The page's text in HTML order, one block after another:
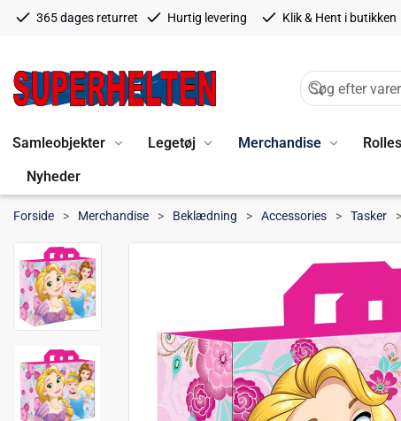
365 dages returret Hurtig levering Klik & Hent i butikken
Samleobjekter Legetøj Merchandise
Nyheder
Forside Merchandise Beklædning Accessories Tasker